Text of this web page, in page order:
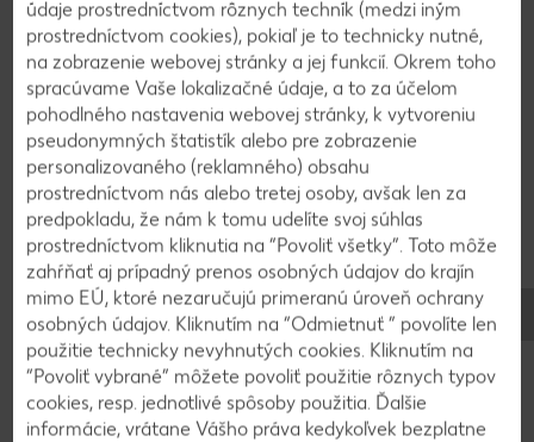
4
Palacinky necháme vychladnúť.
5
Ricottu dáme do misky, pridáme cukor, citrónovú
kôru a vanilku. Krém premiešame a podľa chuti
ešte ochutíme cukrom.
6
Palacinky vrstvíme na seba, potierame ich tenšou
údaje prostredníctvom rôznych techník (medzi iným
prostredníctvom cookies), pokiaľ je to technicky nutné,
na zobrazenie webovej stránky a jej funkcií. Okrem toho
spracúvame Vaše lokalizačné údaje, a to za účelom
pohodlného nastavenia webovej stránky, k vytvoreniu
pseudonymných štatistík alebo pre zobrazenie
personalizovaného (reklamného) obsahu
prostredníctvom nás alebo tretej osoby, avšak len za
predpokladu, že nám k tomu udelíte svoj súhlas
prostredníctvom kliknutia na “Povoliť všetky”. Toto môže
zahŕňať aj prípadný prenos osobných údajov do krajín
mimo EÚ, ktoré nezaručujú primeranú úroveň ochrany
osobných údajov. Kliknutím na “Odmietnuť ” povolíte len
použitie technicky nevyhnutých cookies. Kliknutím na
“Povoliť vybrané” môžete povoliť použitie rôznych typov
cookies, resp. jednotlivé spôsoby použitia. Ďalšie
informácie, vrátane Vášho práva kedykoľvek bezplatne